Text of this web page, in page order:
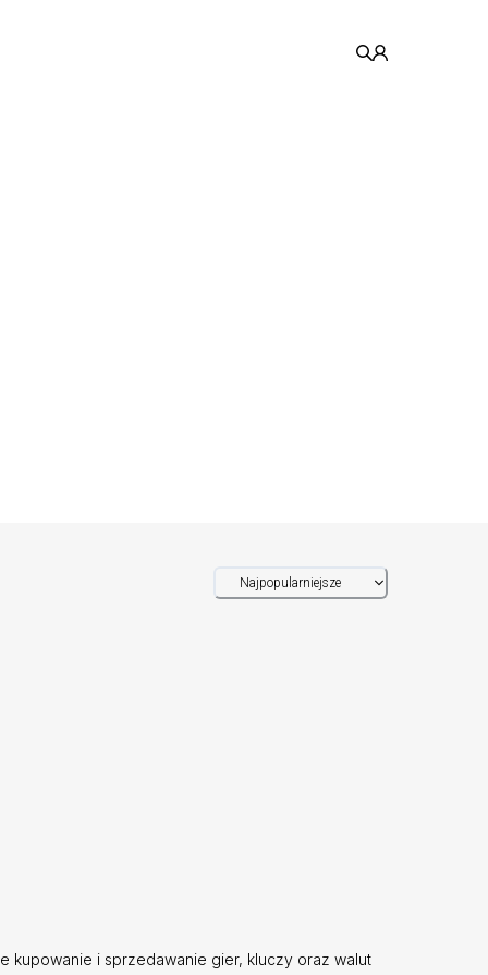
Najpopularniejsze
kupowanie i sprzedawanie gier, kluczy oraz walut